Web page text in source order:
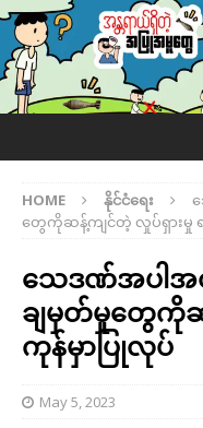
HOME နိုင်ငံရေး
တွေကိုဆန့်ကျင်တဲ့ လှုပ်ရှားမှု
သေဒဏ်အပါအ
ချမှတ်မှုတွေကို
ကုန်မှာပြုလုပ်
May 5, 2023